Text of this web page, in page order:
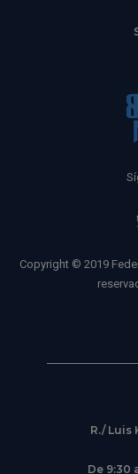
Copyright © 2019
R./ Luis
De 9:30